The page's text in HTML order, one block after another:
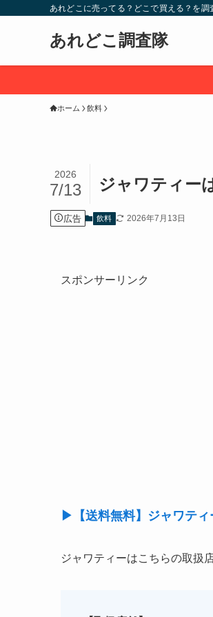
あれどこに売ってる？どこで買える？を調
あれどこ調査隊
ホーム 飲料
ジャワティー
2026
7/13
広告 飲料 2026年7月13日
スポンサーリンク
▶【送料無料】ジャワティ
ジャワティーはこちらの取扱